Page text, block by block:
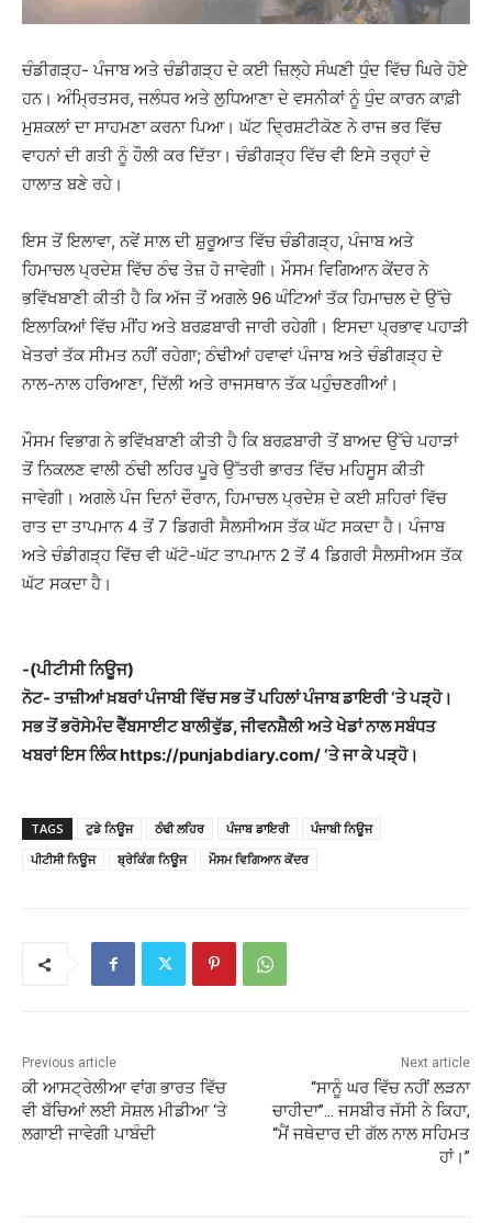
ਚੰਡੀਗੜ੍ਹ- ਪੰਜਾਬ ਅਤੇ ਚੰਡੀਗੜ੍ਹ ਦੇ ਕਈ ਜ਼ਿਲ੍ਹੇ ਸੰਘਣੀ ਧੁੰਦ ਵਿੱਚ ਘਿਰੇ ਹੋਏ
ਹਨ। ਅੰਮ੍ਰਿਤਸਰ, ਜਲੰਧਰ ਅਤੇ ਲੁਧਿਆਣਾ ਦੇ ਵਸਨੀਕਾਂ ਨੂੰ ਧੁੰਦ ਕਾਰਨ ਕਾਫ਼ੀ
ਮੁਸ਼ਕਲਾਂ ਦਾ ਸਾਹਮਣਾ ਕਰਨਾ ਪਿਆ। ਘੱਟ ਦ੍ਰਿਸ਼ਟੀਕੋਣ ਨੇ ਰਾਜ ਭਰ ਵਿੱਚ
ਵਾਹਨਾਂ ਦੀ ਗਤੀ ਨੂੰ ਹੌਲੀ ਕਰ ਦਿੱਤਾ। ਚੰਡੀਗੜ੍ਹ ਵਿੱਚ ਵੀ ਇਸੇ ਤਰ੍ਹਾਂ ਦੇ
ਹਾਲਾਤ ਬਣੇ ਰਹੇ।
ਇਸ ਤੋਂ ਇਲਾਵਾ, ਨਵੇਂ ਸਾਲ ਦੀ ਸ਼ੁਰੂਆਤ ਵਿੱਚ ਚੰਡੀਗੜ੍ਹ, ਪੰਜਾਬ ਅਤੇ
ਹਿਮਾਚਲ ਪ੍ਰਦੇਸ਼ ਵਿੱਚ ਠੰਢ ਤੇਜ਼ ਹੋ ਜਾਵੇਗੀ। ਮੌਸਮ ਵਿਗਿਆਨ ਕੇਂਦਰ ਨੇ
ਭਵਿੱਖਬਾਣੀ ਕੀਤੀ ਹੈ ਕਿ ਅੱਜ ਤੋਂ ਅਗਲੇ 96 ਘੰਟਿਆਂ ਤੱਕ ਹਿਮਾਚਲ ਦੇ ਉੱਚੇ
ਇਲਾਕਿਆਂ ਵਿੱਚ ਮੀਂਹ ਅਤੇ ਬਰਫ਼ਬਾਰੀ ਜਾਰੀ ਰਹੇਗੀ। ਇਸਦਾ ਪ੍ਰਭਾਵ ਪਹਾੜੀ
ਖੇਤਰਾਂ ਤੱਕ ਸੀਮਤ ਨਹੀਂ ਰਹੇਗਾ; ਠੰਢੀਆਂ ਹਵਾਵਾਂ ਪੰਜਾਬ ਅਤੇ ਚੰਡੀਗੜ੍ਹ ਦੇ
ਨਾਲ-ਨਾਲ ਹਰਿਆਣਾ, ਦਿੱਲੀ ਅਤੇ ਰਾਜਸਥਾਨ ਤੱਕ ਪਹੁੰਚਣਗੀਆਂ।
ਮੌਸਮ ਵਿਭਾਗ ਨੇ ਭਵਿੱਖਬਾਣੀ ਕੀਤੀ ਹੈ ਕਿ ਬਰਫ਼ਬਾਰੀ ਤੋਂ ਬਾਅਦ ਉੱਚੇ ਪਹਾੜਾਂ
ਤੋਂ ਨਿਕਲਣ ਵਾਲੀ ਠੰਢੀ ਲਹਿਰ ਪੂਰੇ ਉੱਤਰੀ ਭਾਰਤ ਵਿੱਚ ਮਹਿਸੂਸ ਕੀਤੀ
ਜਾਵੇਗੀ। ਅਗਲੇ ਪੰਜ ਦਿਨਾਂ ਦੌਰਾਨ, ਹਿਮਾਚਲ ਪ੍ਰਦੇਸ਼ ਦੇ ਕਈ ਸ਼ਹਿਰਾਂ ਵਿੱਚ
ਰਾਤ ਦਾ ਤਾਪਮਾਨ 4 ਤੋਂ 7 ਡਿਗਰੀ ਸੈਲਸੀਅਸ ਤੱਕ ਘੱਟ ਸਕਦਾ ਹੈ। ਪੰਜਾਬ
ਅਤੇ ਚੰਡੀਗੜ੍ਹ ਵਿੱਚ ਵੀ ਘੱਟੋ-ਘੱਟ ਤਾਪਮਾਨ 2 ਤੋਂ 4 ਡਿਗਰੀ ਸੈਲਸੀਅਸ ਤੱਕ
ਘੱਟ ਸਕਦਾ ਹੈ।
-(ਪੀਟੀਸੀ ਨਿਊਜ)
ਨੋਟ- ਤਾਜ਼ੀਆਂ ਖ਼ਬਰਾਂ ਪੰਜਾਬੀ ਵਿੱਚ ਸਭ ਤੋਂ ਪਹਿਲਾਂ ਪੰਜਾਬ ਡਾਇਰੀ ‘ਤੇ ਪੜ੍ਹੋ।
ਸਭ ਤੋਂ ਭਰੋਸੇਮੰਦ ਵੈੱਬਸਾਈਟ ਬਾਲੀਵੁੱਡ, ਜੀਵਨਸ਼ੈਲੀ ਅਤੇ ਖੇਡਾਂ ਨਾਲ ਸਬੰਧਤ
ਖਬਰਾਂ ਇਸ ਲਿੰਕ https://punjabdiary.com/ ‘ਤੇ ਜਾ ਕੇ ਪੜ੍ਹੋ।
TAGS ਟੁਡੇ ਨਿਊਜ ਠੰਢੀ ਲਹਿਰ ਪੰਜਾਬ ਡਾਇਰੀ
ਪੰਜਾਬੀ ਨਿਊਜ
ਪੀਟੀਸੀ ਨਿਊਜ
ਬ੍ਰੇਕਿੰਗ ਨਿਊਜ ਮੌਸਮ ਵਿਗਿਆਨ ਕੇਂਦਰ
Previous article
ਕੀ ਆਸਟ੍ਰੇਲੀਆ ਵਾਂਗ ਭਾਰਤ ਵਿੱਚ
ਵੀ ਬੱਚਿਆਂ ਲਈ ਸੋਸ਼ਲ ਮੀਡੀਆ ‘ਤੇ
ਲਗਾਈ ਜਾਵੇਗੀ ਪਾਬੰਦੀ
Next article
“ਸਾਨੂੰ ਘਰ ਵਿੱਚ ਨਹੀਂ ਲੜਨਾ
ਚਾਹੀਦਾ”… ਜਸਬੀਰ ਜੱਸੀ ਨੇ ਕਿਹਾ,
“ਮੈਂ ਜਥੇਦਾਰ ਦੀ ਗੱਲ ਨਾਲ ਸਹਿਮਤ
ਹਾਂ।”